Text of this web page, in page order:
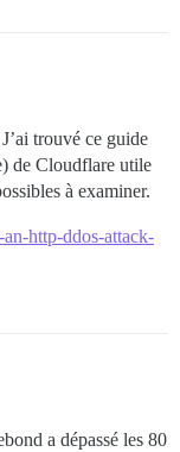
trouvé ce guide
de Cloudflare utile
à examiner.
http-ddos-attack-
a dépassé les 80